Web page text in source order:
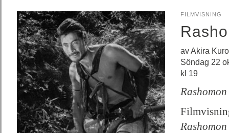
FILMVISNING
av Akira
Söndag 22
kl 19
Rashomon
Rashomon